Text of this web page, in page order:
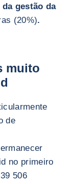
gestão da
(20%).
muito
de
no primeiro
506